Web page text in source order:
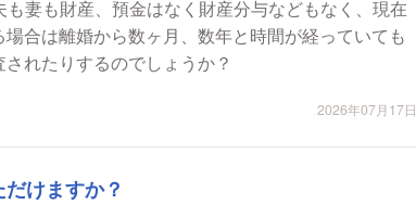
合は離婚から数ヶ月、数年と時間が経っていても
れたりするのでしょうか？
2026年07月17日
けますか？